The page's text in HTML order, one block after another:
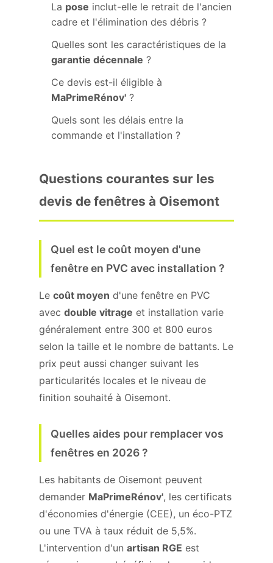
La pose inclut-elle le retrait de l'ancien
cadre et l'élimination des débris ?
Quelles sont les caractéristiques de la
garantie décennale ?
Ce devis est-il éligible à
MaPrimeRénov' ?
Quels sont les délais entre la
commande et l'installation ?
Questions courantes sur les
devis de fenêtres à Oisemont
Quel est le coût moyen d'une
fenêtre en PVC avec installation ?
Le coût moyen d'une fenêtre en PVC
avec double vitrage et installation varie
généralement entre 300 et 800 euros
selon la taille et le nombre de battants. Le
prix peut aussi changer suivant les
particularités locales et le niveau de
finition souhaité à Oisemont.
Quelles aides pour remplacer vos
fenêtres en 2026 ?
Les habitants de Oisemont peuvent
demander MaPrimeRénov', les certificats
d'économies d'énergie (CEE), un éco-PTZ
ou une TVA à taux réduit de 5,5%.
L'intervention d'un artisan RGE est